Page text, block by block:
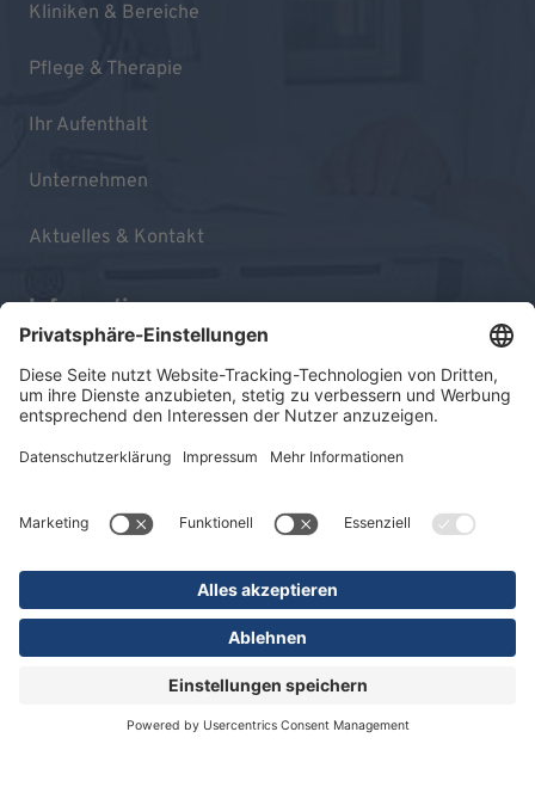
Kliniken & Bereiche
Pflege & Therapie
Ihr Aufenthalt
Unternehmen
Aktuelles & Kontakt
Informationen
Impressum
Datenschutz
© 2026 KLINIKEN DR. ERLER